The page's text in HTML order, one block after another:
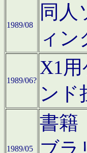
1989/08
同人
ィ
1989/06?
X1
ンド
1989/05
書籍